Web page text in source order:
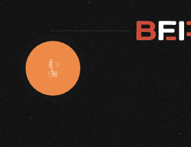
КНОПКА
СВЯЗИ